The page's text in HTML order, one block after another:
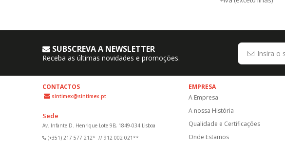
SUBSCREVA A NEWSLETTER
Receba as últimas novidades e promoções.
CONTACTOS
sintimex@sintimex.pt
Sede
Av. Infante D. Henrique Lote 9B, 1849-034 Lisboa
(+351) 217 577 212* // 912 002 021**
EMPRESA
A Empresa
A nossa História
Qualidade e Certificações
Onde Estamos